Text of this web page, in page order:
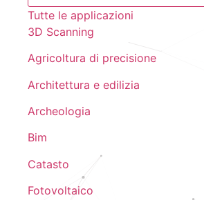
Tutte le applicazioni
3D Scanning
Agricoltura di precisione
Architettura e edilizia
Archeologia
Bim
Catasto
Fotovoltaico